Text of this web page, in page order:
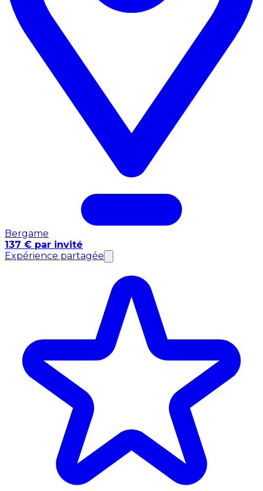
Bergame
137 € par invité
Expérience partagée